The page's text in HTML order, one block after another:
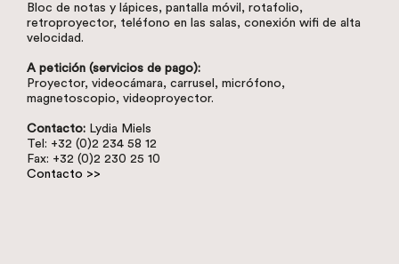
Bloc de notas y lápices, pantalla móvil, rotafolio,
retroproyector, teléfono en las salas, conexión wifi de alta
velocidad.
A petición (servicios de pago):
Proyector, videocámara, carrusel, micrófono,
magnetoscopio, videoproyector.
Contacto: Lydia Miels
Tel: +32 (0)2 234 58 12
Fax: +32 (0)2 230 25 10
Contacto >>